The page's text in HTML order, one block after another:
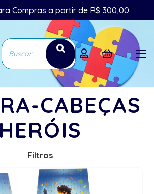
Compras a partir de R$ 300,00
CABEÇAS
HERÓIS
Filtros